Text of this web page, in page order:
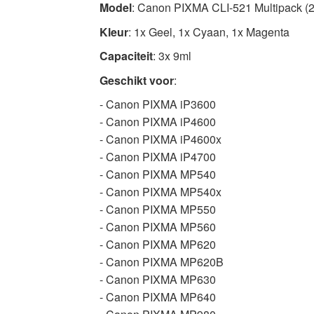
Inktcartridges
Nu
beschikbaar
met
snelle
wereldwijde
verzending
Model: Canon PIXMA CLI-521 Multipack
Kleur: 1x Geel, 1x Cyaan, 1x Magenta
Capaciteit: 3x 9ml
Geschikt voor:
- Canon PIXMA iP3600
- Canon PIXMA iP4600
- Canon PIXMA iP4600x
- Canon PIXMA iP4700
- Canon PIXMA MP540
- Canon PIXMA MP540x
- Canon PIXMA MP550
- Canon PIXMA MP560
- Canon PIXMA MP620
- Canon PIXMA MP620B
- Canon PIXMA MP630
- Canon PIXMA MP640